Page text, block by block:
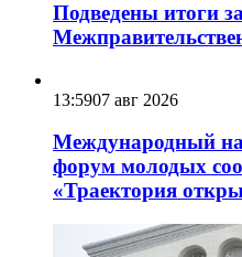
Подведены итоги
13:5907 авг 2026
Международный
форум молодых
«Траектория